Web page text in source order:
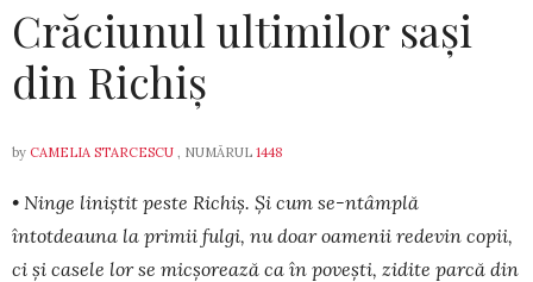
Crăciunul ultimilor sași
din Richiș
by CAMELIA STARCESCU , NUMĂRUL 1448
• Ninge liniștit peste Richiș. Și cum se-ntâmplă
întotdeauna la primii fulgi, nu doar oamenii redevin copii,
ci și casele lor se mic­șo­rează ca în povești, zidite parcă din